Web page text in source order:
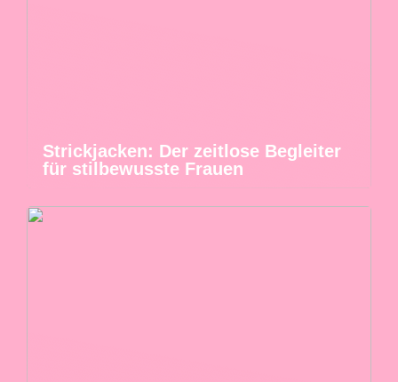
Strickjacken: Der zeitlose Begleiter
für stilbewusste Frauen